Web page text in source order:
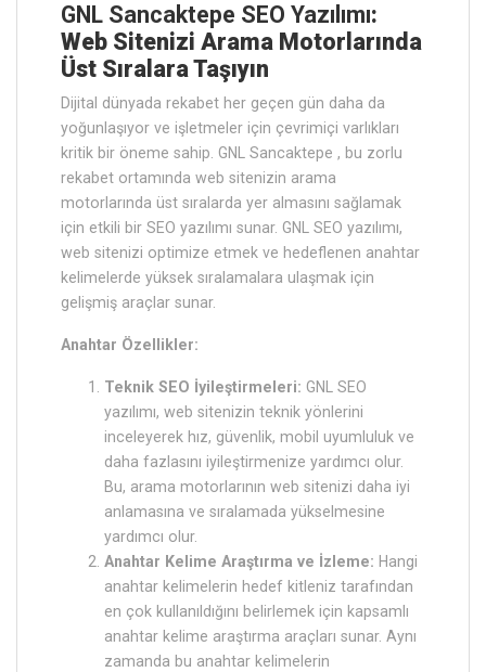
GNL Sancaktepe SEO Yazılımı:
Web Sitenizi Arama Motorlarında
Üst Sıralara Taşıyın
Dijital dünyada rekabet her geçen gün daha da
yoğunlaşıyor ve işletmeler için çevrimiçi varlıkları
kritik bir öneme sahip. GNL Sancaktepe , bu zorlu
rekabet ortamında web sitenizin arama
motorlarında üst sıralarda yer almasını sağlamak
için etkili bir SEO yazılımı sunar. GNL SEO yazılımı,
web sitenizi optimize etmek ve hedeflenen anahtar
kelimelerde yüksek sıralamalara ulaşmak için
gelişmiş araçlar sunar.
Anahtar Özellikler:
Teknik SEO İyileştirmeleri: GNL SEO
yazılımı, web sitenizin teknik yönlerini
inceleyerek hız, güvenlik, mobil uyumluluk ve
daha fazlasını iyileştirmenize yardımcı olur.
Bu, arama motorlarının web sitenizi daha iyi
anlamasına ve sıralamada yükselmesine
yardımcı olur.
Anahtar Kelime Araştırma ve İzleme: Hangi
anahtar kelimelerin hedef kitleniz tarafından
en çok kullanıldığını belirlemek için kapsamlı
anahtar kelime araştırma araçları sunar. Aynı
zamanda bu anahtar kelimelerin